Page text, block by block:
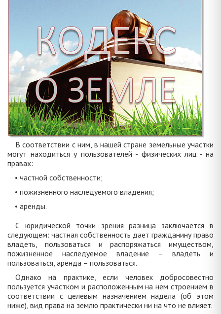
В соответствии с ним, в нашей стране земельные участки
могут находиться у пользователей - физических лиц - на
правах:
• частной собственности;
• пожизненного наследуемого владения;
• аренды.
С юридической точки зрения разница заключается в
следующем: частная собственность дает гражданину право
владеть, пользоваться и распоряжаться имуществом,
пожизненное наследуемое владение – владеть и
пользоваться, аренда – пользоваться.
Однако на практике, если человек добросовестно
пользуется участком и расположенным на нем строением в
соответствии с целевым назначением надела (об этом
ниже), вид права на землю практически ни на что не влияет.